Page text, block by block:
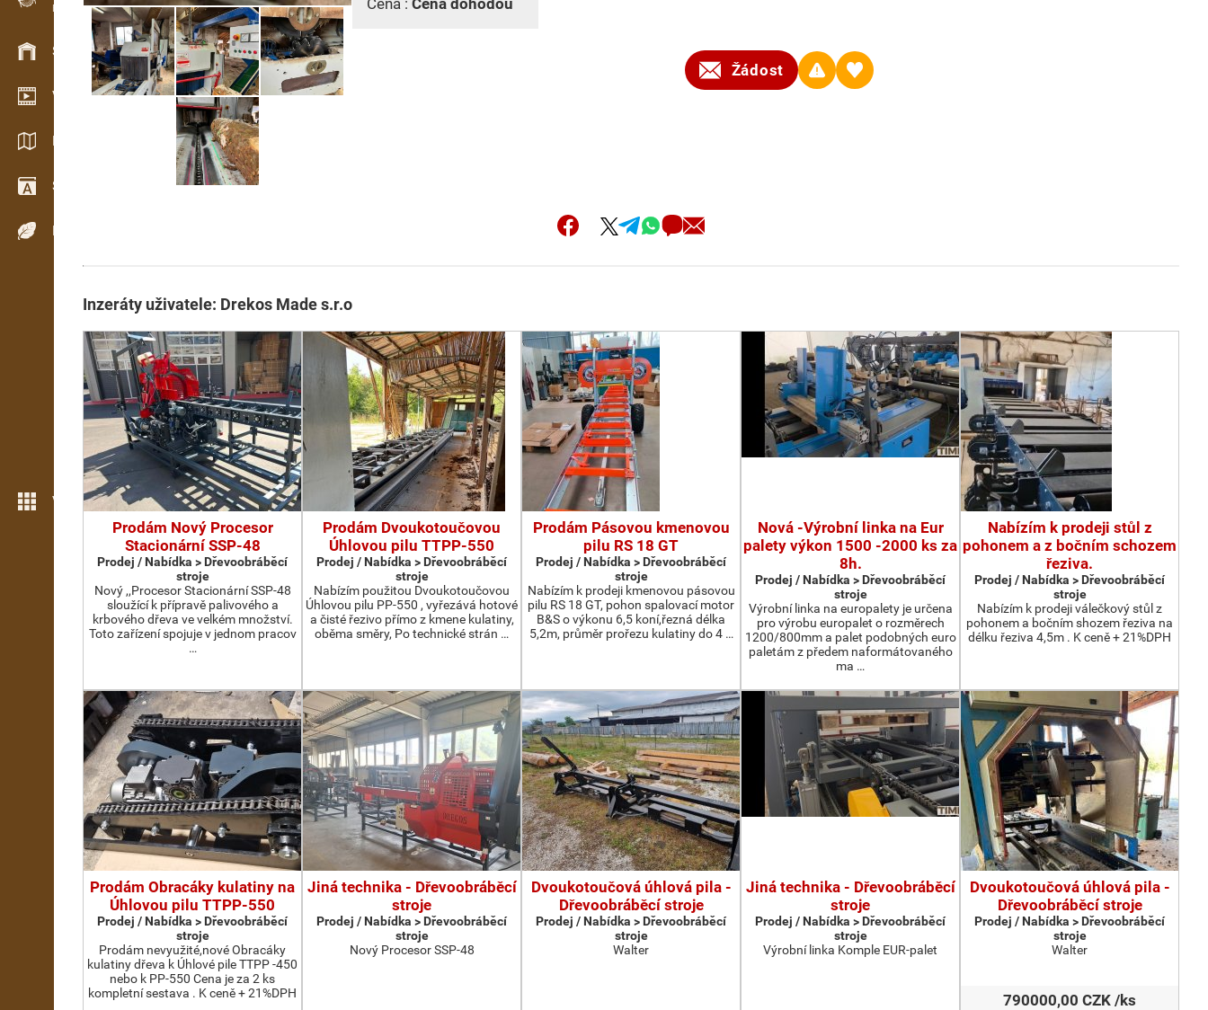
Evidence dřeva v terénu
Skladové hospodářství
Video showroom
Katalogy / Brožury
Slovník
Dřeviny
Více možností
Cena : Cena dohodou
Žádost
Inzeráty uživatele: Drekos Made s.r.o
Prodám Nový Procesor
Stacionární SSP-48
Prodej / Nabídka > Dřevoobráběcí
stroje
Nový ,,Procesor Stacionární SSP-48
sloužící k přípravě palivového a
krbového dřeva ve velkém množství.
Toto zařízení spojuje v jednom pracov
…
Prodám Dvoukotoučovou
Úhlovou pilu TTPP-550
Prodej / Nabídka > Dřevoobráběcí
stroje
Nabízím použitou Dvoukotoučovou
Úhlovou pilu PP-550 , vyřezává hotové
a čisté řezivo přímo z kmene kulatiny,
oběma směry, Po technické strán …
Prodám Pásovou kmenovou
pilu RS 18 GT
Prodej / Nabídka > Dřevoobráběcí
stroje
Nabízím k prodeji kmenovou pásovou
pilu RS 18 GT, pohon spalovací motor
B&S o výkonu 6,5 koní,řezná délka
5,2m, průměr prořezu kulatiny do 4 …
Nová -Výrobní linka na Eur
palety výkon 1500 -2000 ks za
8h.
Prodej / Nabídka > Dřevoobráběcí
stroje
Výrobní linka na europalety je určena
pro výrobu europalet o rozměrech
1200/800mm a palet podobných euro
paletám z předem naformátovaného
ma …
Nabízím k prodeji stůl z
pohonem a z bočním schozem
řeziva.
Prodej / Nabídka > Dřevoobráběcí
stroje
Nabízím k prodeji válečkový stůl z
pohonem a bočním shozem řeziva na
délku řeziva 4,5m . K ceně + 21%DPH
Prodám Obracáky kulatiny na
Úhlovou pilu TTPP-550
Prodej / Nabídka > Dřevoobráběcí
stroje
Prodám nevyužité,nové Obracáky
kulatiny dřeva k Úhlové pile TTPP -450
nebo k PP-550 Cena je za 2 ks
kompletní sestava . K ceně + 21%DPH
Jiná technika - Dřevoobráběcí
stroje
Prodej / Nabídka > Dřevoobráběcí
stroje
Nový Procesor SSP-48
Dvoukotoučová úhlová pila -
Dřevoobráběcí stroje
Prodej / Nabídka > Dřevoobráběcí
stroje
Walter
Jiná technika - Dřevoobráběcí
stroje
Prodej / Nabídka > Dřevoobráběcí
stroje
Výrobní linka Komple EUR-palet
Dvoukotoučová úhlová pila -
Dřevoobráběcí stroje
Prodej / Nabídka > Dřevoobráběcí
stroje
Walter
790000,00 CZK /ks